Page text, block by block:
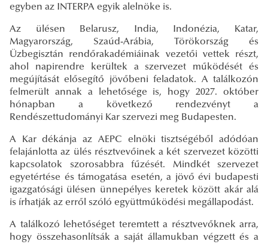
egyben az INTERPA egyik alelnöke is.
Az ülésen Belarusz, India, Indonézia, Katar,
Magyarország, Szaúd-Arábia, Törökország és
Üzbegisztán rendőrakadémiáinak vezetői vettek részt,
ahol napirendre kerültek a szervezet működését és
megújítását elősegítő jövőbeni feladatok. A találkozón
felmerült annak a lehetősége is, hogy 2027. október
hónapban a következő rendezvényt a
Rendészettudományi Kar szervezi meg Budapesten.
A Kar dékánja az AEPC elnöki tisztségéből adódóan
felajánlotta az ülés résztvevőinek a két szervezet közötti
kapcsolatok szorosabbra fűzését. Mindkét szervezet
egyetértése és támogatása esetén, a jövő évi budapesti
igazgatósági ülésen ünnepélyes keretek között akár alá
is írhatják az erről szóló együttműködési megállapodást.
A találkozó lehetőséget teremtett a résztvevőknek arra,
hogy összehasonlítsák a saját államukban végzett és a